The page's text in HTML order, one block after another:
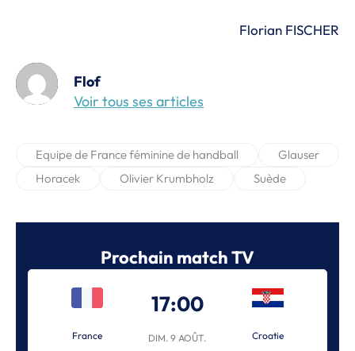
Florian FISCHER
Flof
Voir tous ses articles
Equipe de France féminine de handball
Glauser
Horacek
Olivier Krumbholz Suède
Prochain match TV
France
17:00
DIM. 9 AOÛT. Croatie